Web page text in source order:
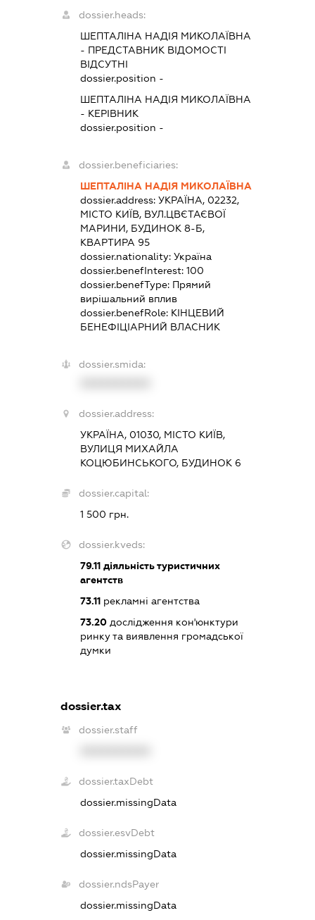
dossier.heads:
ШЕПТАЛІНА НАДІЯ МИКОЛАЇВНА
- ПРЕДСТАВНИК ВІДОМОСТІ
ВІДСУТНІ
dossier.position -
ШЕПТАЛІНА НАДІЯ МИКОЛАЇВНА
- КЕРІВНИК
dossier.position -
dossier.beneficiaries:
ШЕПТАЛІНА НАДІЯ МИКОЛАЇВНА
dossier.address: УКРАЇНА, 02232,
МІСТО КИЇВ, ВУЛ.ЦВЄТАЄВОЇ
МАРИНИ, БУДИНОК 8-Б,
КВАРТИРА 95
dossier.nationality: Україна
dossier.benefInterest: 100
dossier.benefType: Прямий
вирішальний вплив
dossier.benefRole: КІНЦЕВИЙ
БЕНЕФІЦІАРНИЙ ВЛАСНИК
dossier.smida:
dossier.address:
УКРАЇНА, 01030, МІСТО КИЇВ,
ВУЛИЦЯ МИХАЙЛА
КОЦЮБИНСЬКОГО, БУДИНОК 6
dossier.capital:
1 500 грн.
dossier.kveds:
79.11діяльність туристичних
агентств
73.11рекламні агентства
73.20дослідження кон'юнктури
ринку та виявлення громадської
думки
dossier.tax
dossier.staff
dossier.taxDebt
dossier.missingData
dossier.esvDebt
dossier.missingData
dossier.ndsPayer
dossier.missingData